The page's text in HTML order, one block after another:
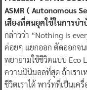
ASMR ( Autonomous
เสียงที่คนยุคใช้ในการบ
กล่าวว่า “Nothing is
ค่อยๆ แยกออก ตัดออกจน
พยายามใช้ชีวิตแบบ Eco
ความมินิมอลที่สุด ถ้าเรา
ชีวิตเราได้ พาร์ทที่เป็นเค